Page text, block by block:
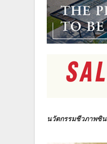
นวัตกรรมชีวภาพซิน